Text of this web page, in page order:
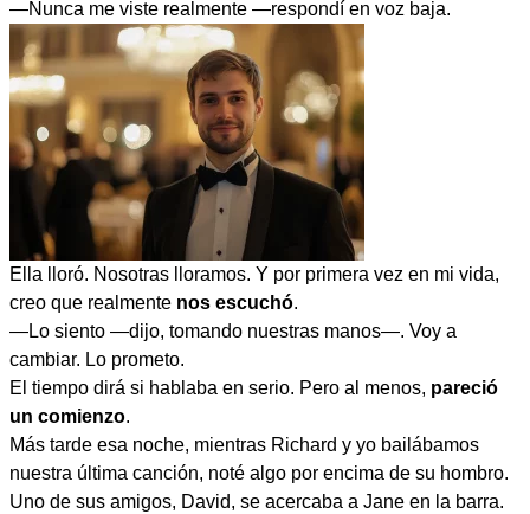
—Nunca me viste realmente —respondí en voz baja.
Ella lloró. Nosotras lloramos. Y por primera vez en mi vida,
creo que realmente nos escuchó.
—Lo siento —dijo, tomando nuestras manos—. Voy a
cambiar. Lo prometo.
El tiempo dirá si hablaba en serio. Pero al menos, pareció
un comienzo.
Más tarde esa noche, mientras Richard y yo bailábamos
nuestra última canción, noté algo por encima de su hombro.
Uno de sus amigos, David, se acercaba a Jane en la barra.